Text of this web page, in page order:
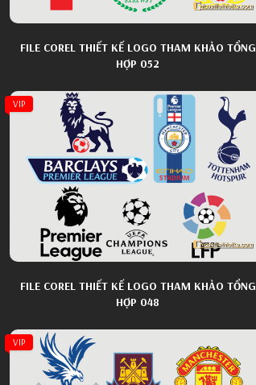
FILE COREL THIẾT KẾ LOGO THAM KHẢO TỔNG
HỢP 052
VIP
FILE COREL THIẾT KẾ LOGO THAM KHẢO TỔNG
HỢP 048
VIP